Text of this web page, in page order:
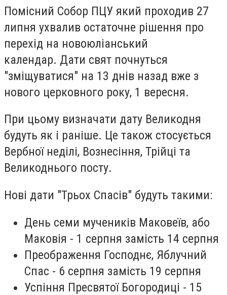
Помісний Собор ПЦУ який проходив 27
липня ухвалив остаточне рішення про
перехід на новоюліанський
календар. Дати свят почнуться
"зміщуватися" на 13 днів назад вже з
нового церковного року, 1 вересня.
При цьому визначати дату Великодня
будуть як і раніше. Це також стосується
Вербної неділі, Вознесіння, Трійці та
Великоднього посту.
Нові дати "Трьох Спасів" будуть такими:
День семи мучеників Маковеїв, або
Маковія - 1 серпня замість 14 серпня
Преображення Господнє, Яблучний
Спас - 6 серпня замість 19 серпня
Успіння Пресвятої Богородиці - 15